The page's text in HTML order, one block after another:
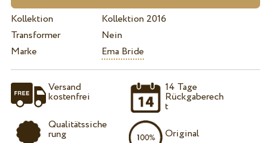
Kollektion
Kollektion 2016
Transformer
Nein
Marke
Ema Bride
Versand
kostenfrei
Qualitätssiche
rung
14 Tage
Rückgaberech
t
Original